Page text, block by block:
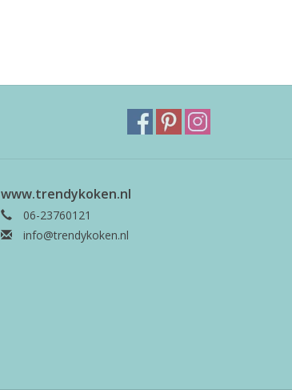
www.trendykoken.nl
06-23760121
info@trendykoken.nl